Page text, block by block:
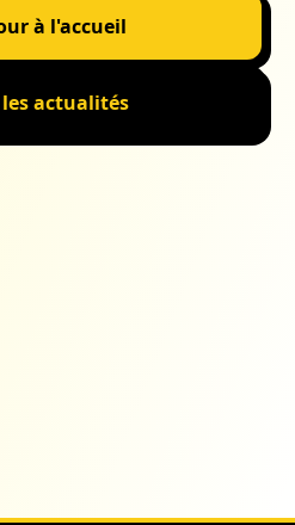
à l'accueil
actualités